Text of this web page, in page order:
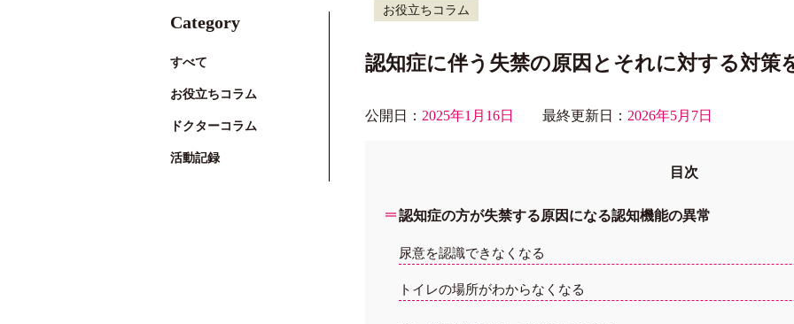
お役立ちコラム
認知症に伴う失禁の原因とそれに対する対策
公開日： 2025年1月16日 最終更新日： 2026年5月7日
目次
認知症の方が失禁する原因になる認知機能の異常
尿意を認識できなくなる
トイレの場所がわからなくなる
Category
すべて
お役立ちコラム
ドクターコラム
活動記録